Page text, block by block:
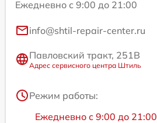
Ежедневно с 9:00 до 21:00
info@shtil-repair-center.ru
Павловский тракт, 251В
Адрес сервисного центра Штиль
Режим работы:
Ежедневно с 9:00 до 21:00